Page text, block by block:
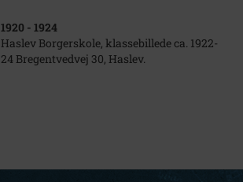
1920 - 1924
Haslev Borgerskole, klassebillede ca. 1922-
24 Bregentvedvej 30, Haslev.